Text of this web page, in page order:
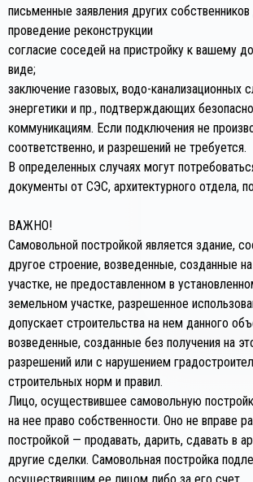
письменные заявления других
проведение реконструкции
согласие соседей на пристройку к вашему
виде;
заключение газовых, водо-канализационных
энергетики и пр., подтверждающих
коммуникациям. Если подключения не
соответственно, и разрешений не требуется.
В определенных случаях могут
документы от СЭС, архитектурного отдела,
ВАЖНО!
Самовольной постройкой является здание,
другое строение, возведенные, созданные
участке, не предоставленном в
земельном участке, разрешенное
допускает строительства на нем данного
возведенные, созданные без получения на
разрешений или с нарушением
строительных норм и правил.
Лицо, осуществившее самовольную
на нее право собственности. Оно не вправе
постройкой — продавать, дарить, сдавать в
другие сделки. Самовольная постройка